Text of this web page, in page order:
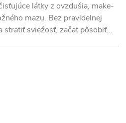
látky z ovzdušia, make-
mazu. Bez pravidelnej
stratiť sviežosť, začať pôsobiť...